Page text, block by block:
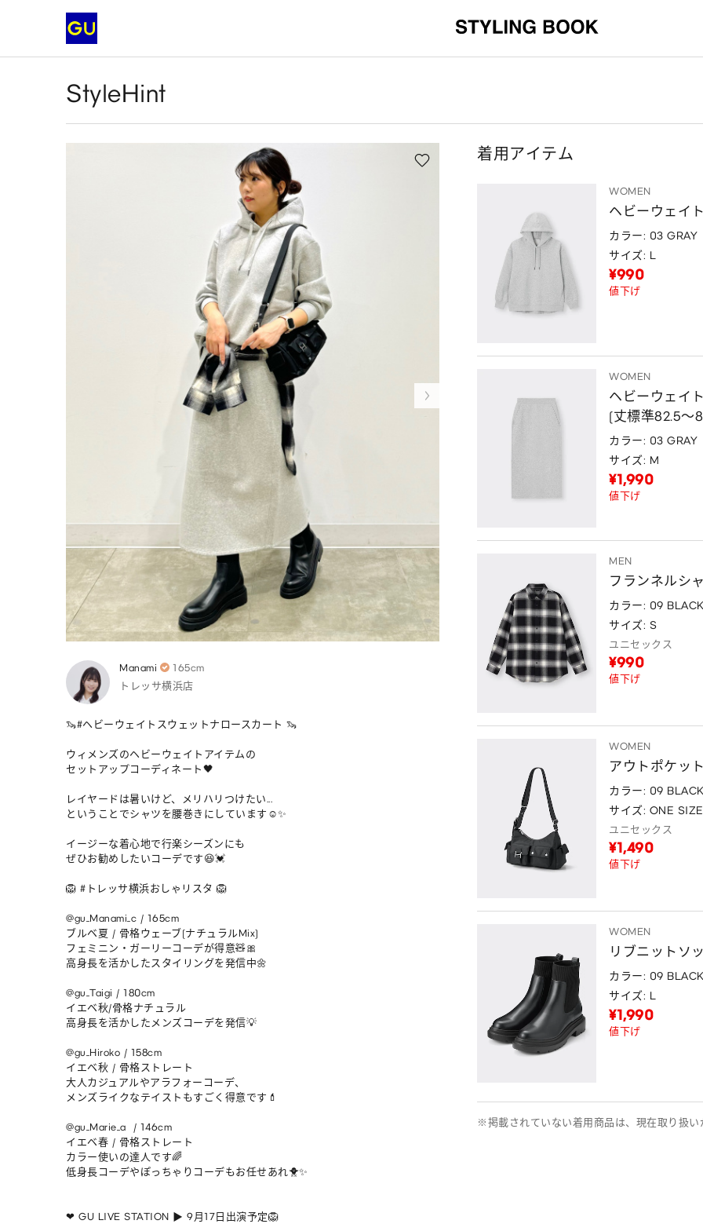
StyleHint
Manami
165cm
トレッサ横浜店
🦦#ヘビーウェイトスウェットナロースカート 🦦
ウィメンズのヘビーウェイトアイテムの
セットアップコーディネート🖤
レイヤードは暑いけど、メリハリつけたい...
ということでシャツを腰巻きにしています☺️✨
イージーな着心地で行楽シーズンにも
ぜひお勧めしたいコーデです😆💓
🦁 #トレッサ横浜おしゃリスタ 🦁
@gu_Manami_c / 165cm
ブルベ夏 / 骨格ウェーブ(ナチュラルMix)
フェミニン・ガーリーコーデが得意🧸🎀
高身長を活かしたスタイリングを発信中🌼
@gu_Taigi / 180cm
イエベ秋/骨格ナチュラル
高身長を活かしたメンズコーデを発信💡
@gu_Hiroko / 158cm
イエベ秋 / 骨格ストレート
大人カジュアルやアラフォーコーデ、
メンズライクなテイストもすごく得意です💄
@gu_Marie_a  / 146cm
イエベ春 / 骨格ストレート
カラー使いの達人です🌈
低身長コーデやぽっちゃりコーデもお任せあれ🐥✨
❤︎ GU LIVE STATION ▶︎ 9月17日出演予定🦁
着用アイテム
WOMEN
ヘビーウェイ
カラー: 03 GRAY
サイズ: L
¥990
値下げ
WOMEN
ヘビーウェイ
(丈標準82.5～
カラー: 03 GRAY
サイズ: M
¥1,990
値下げ
MEN
フランネルシ
カラー: 09 BLACK
サイズ: S
ユニセックス
¥990
値下げ
WOMEN
アウトポケッ
カラー: 09 BLACK
サイズ: ONE SIZE
ユニセックス
¥1,490
値下げ
WOMEN
リブニットソ
カラー: 09 BLACK
サイズ: L
¥1,990
値下げ
※掲載されていない着用商品は、現在取り扱い